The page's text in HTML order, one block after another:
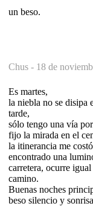
un beso.
Chus - 18 de
Es martes,
la niebla no se disipa
tarde,
sólo tengo una vía
fijo la mirada en el
la itinerancia me
encontrado una
carretera, ocurre
camino.
Buenas noches
beso silencio y